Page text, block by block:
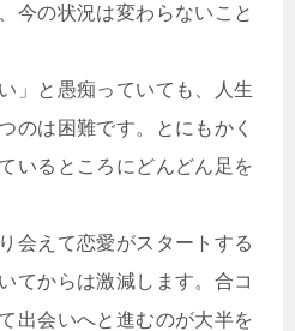
今の状況は変わらないこと
」と愚痴っていても、人生
のは困難です。とにもかく
いるところにどんどん足を
会えて恋愛がスタートする
てからは激減します。合コ
出会いへと進むのが大半を